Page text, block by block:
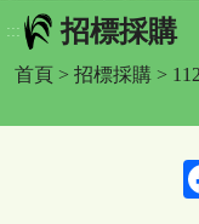
容
區
::: 招標採購
首頁 > 招標採購 >